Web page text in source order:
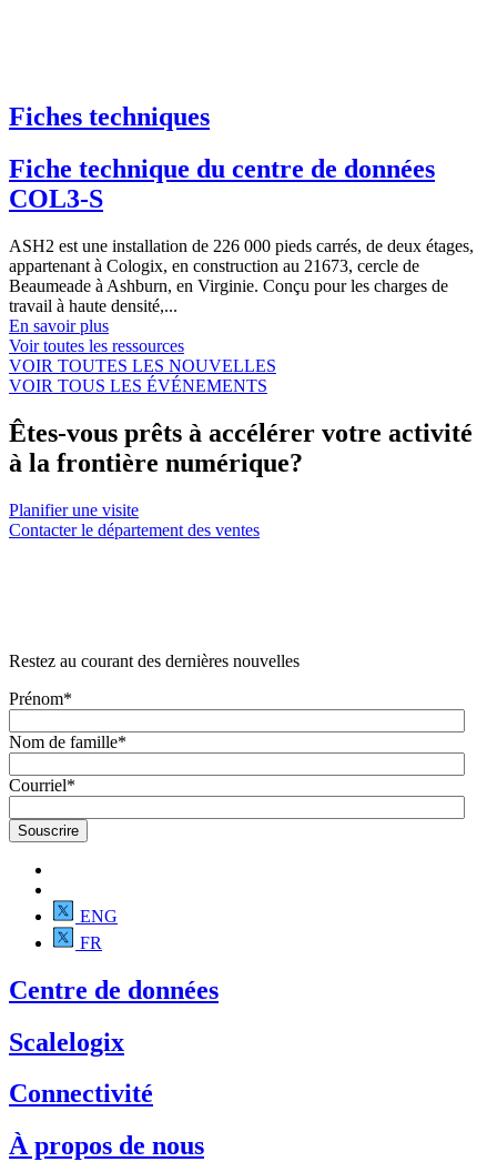
Fiches techniques
Fiche technique du centre de données
COL3-S
ASH2 est une installation de 226 000 pieds carrés, de deux étages,
appartenant à Cologix, en construction au 21673, cercle de
Beaumeade à Ashburn, en Virginie. Conçu pour les charges de
travail à haute densité,...
En savoir plus
Voir toutes les ressources
VOIR TOUTES LES NOUVELLES
VOIR TOUS LES ÉVÉNEMENTS
Êtes-vous prêts à accélérer votre activité
à la frontière numérique?
Planifier une visite
Contacter le département des ventes
Restez au courant des dernières nouvelles
Prénom*
Nom de famille*
Courriel*
ENG
FR
Centre de données
Scalelogix
Connectivité
À propos de nous